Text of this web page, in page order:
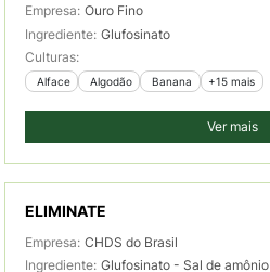
Empresa: Ouro Fino
Ingrediente: Glufosinato
Culturas:
Alface Algodão Banana +15 mais
Ver mais
ELIMINATE
Empresa: CHDS do Brasil
Ingrediente: Glufosinato - Sal de amônio